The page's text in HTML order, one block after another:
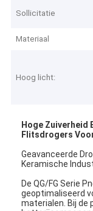
Sollicitatie
Materiaal
Hoog licht:
Hoge Zuiverheid
Flitsdrogers
Geavanceerde
Keramische
De QG/FG Serie
geoptimaliseerd
materialen. Bij de